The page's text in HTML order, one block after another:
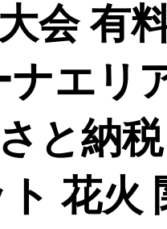
会 有
エリ
と納
花火